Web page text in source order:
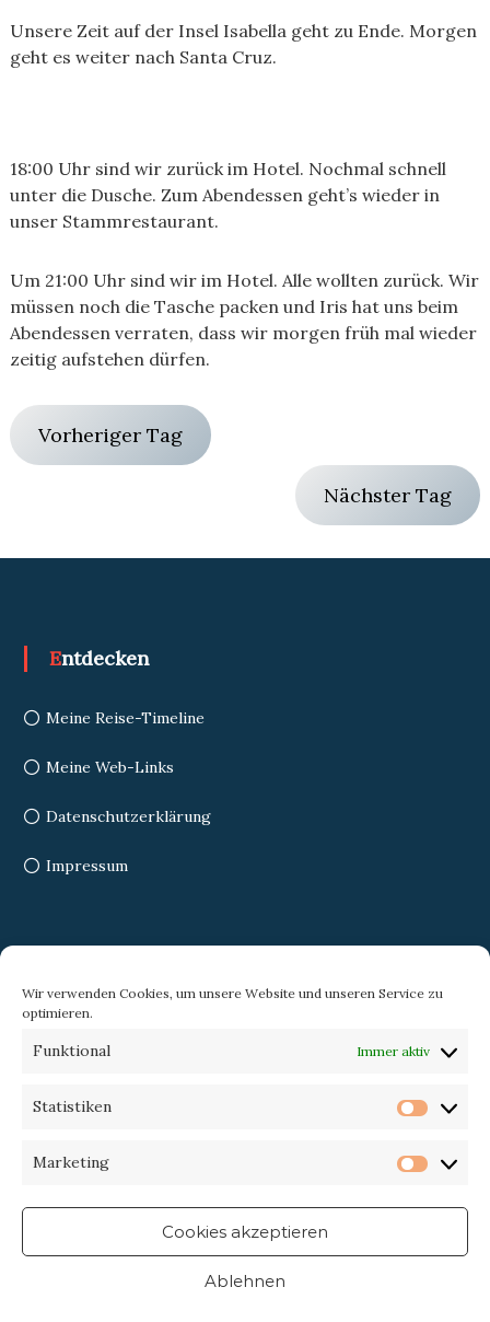
Wir verwenden Cookies, um unsere Website und unseren Service zu
optimieren.
Funktional Immer aktiv
Statistiken
Marketing
Cookies akzeptieren
Ablehnen
Unsere Zeit auf der Insel Isabella geht zu Ende. Morgen
geht es weiter nach Santa Cruz.
18:00 Uhr sind wir zurück im Hotel. Nochmal schnell
unter die Dusche. Zum Abendessen geht’s wieder in
unser Stammrestaurant.
Um 21:00 Uhr sind wir im Hotel. Alle wollten zurück. Wir
müssen noch die Tasche packen und Iris hat uns beim
Abendessen verraten, dass wir morgen früh mal wieder
zeitig aufstehen dürfen.
Vorheriger Tag
Nächster Tag
Entdecken
Meine Reise-Timeline
Meine Web-Links
Datenschutzerklärung
Impressum
Search
for: